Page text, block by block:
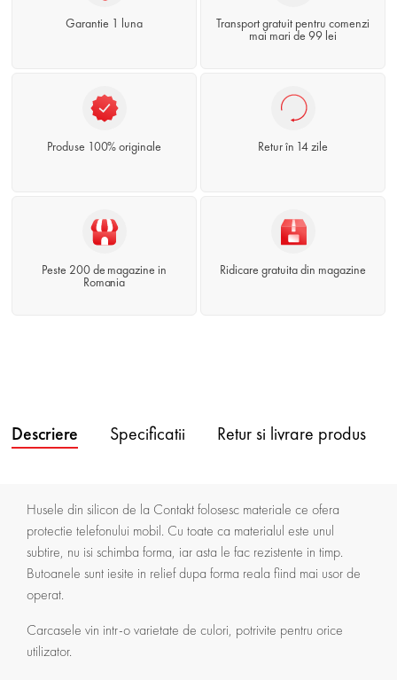
Garantie 1 luna
Transport gratuit pentru comenzi
mai mari de 99 lei
Produse 100% originale Retur în 14 zile
Peste 200 de magazine in
Romania
Ridicare gratuita din magazine
Descriere Specificatii Retur si livrare produs
Husele din silicon de la Contakt folosesc materiale ce ofera
protectie telefonului mobil. Cu toate ca materialul este unul
subtire, nu isi schimba forma, iar asta le fac rezistente in timp.
Butoanele sunt iesite in relief dupa forma reala fiind mai usor de
operat.
Carcasele vin intr-o varietate de culori, potrivite pentru orice
utilizator.